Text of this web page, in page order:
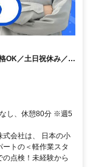
OK／土日祝休み／
し、休憩80分 ※週5
式会社は、 日本の小
トの＜軽作業スタ
点検！未経験から